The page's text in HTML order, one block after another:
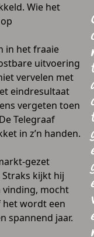
Wie het
in het fraaie
uitvoering
vervelen met
eindresultaat
vergeten toen
Telegraaf
in z’n handen.
gezet
kijkt hij
vinding, mocht
het wordt een
spannend jaar.
t
t